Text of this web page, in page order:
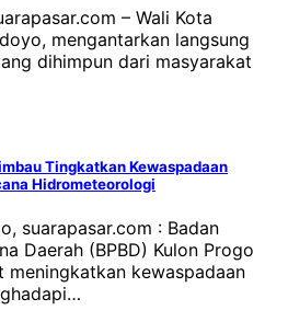
– Wali Kota
mengantarkan langsung
dihimpun dari masyarakat
Tingkatkan Kewaspadaan
Hidrometeorologi
suarapasar.com : Badan
Daerah (BPBD) Kulon Progo
meningkatkan kewaspadaan